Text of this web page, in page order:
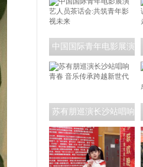
色海报暗藏时间迷局
中国国际青年电影展演
艺人员茶话会:共筑青年
影视未来
苏有朋巡演长沙站唱响
青春 音乐传承跨越新世
代